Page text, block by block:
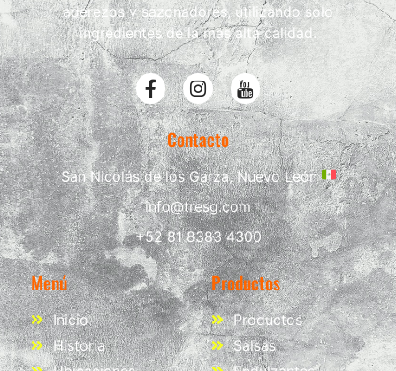
aderezos y sazonadores, utilizando solo
ingredientes de la mas alta calidad.
Contacto
San Nicolás de los Garza, Nuevo León
info@tresg.com
+52 81 8383 4300
Menú
Inicio
Historia
Productos
Productos
Salsas